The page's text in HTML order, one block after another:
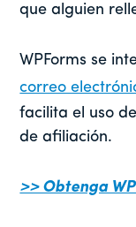
que alguien
WPForms se
correo
facilita el uso
de afiliación.
>> Obtenga